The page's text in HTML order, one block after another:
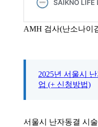
AMH 검사(난소나이
2025년 서울시
업 (+ 신청방법)
서울시 난자동결 시